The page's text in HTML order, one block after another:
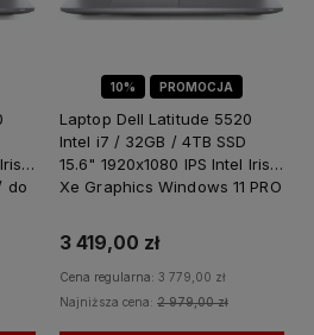
do
10% PROMOCJA
Laptop Dell Latitude 5520
Intel i7 / 32GB / 4TB SSD
15.6" 1920x1080 IPS Intel Iris
Xe Graphics Windows 11 PRO
3 419,00 zł
Cena regularna: 3 779,00 zł
Najniższa cena: 2 979,00 zł